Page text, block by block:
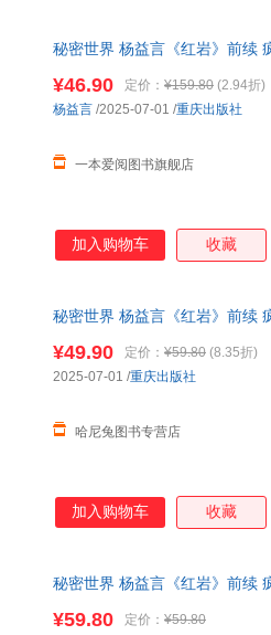
秘密世界 杨益言《红岩》前续
¥46.90 定价： ¥159.80 (2.94折)
一本爱阅图书旗舰店
杨益言 /2025-07-01 /重庆出版社
加入购物车 收藏
秘密世界 杨益言《红岩》前续
¥49.90 定价： ¥59.80 (8.35折)
哈尼兔图书专营店
2025-07-01 /重庆出版社
加入购物车 收藏
秘密世界 杨益言《红岩》前续
¥59.80 定价： ¥59.80